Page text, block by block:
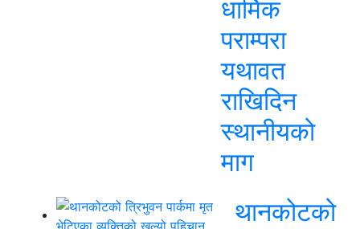
धार्मिक
पराम्परा
यथावत
राखिदिन
स्थानीयको
माग
थानकोटको